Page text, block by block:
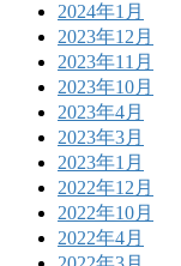
2024年1月
2023年12月
2023年11月
2023年10月
2023年4月
2023年3月
2023年1月
2022年12月
2022年10月
2022年4月